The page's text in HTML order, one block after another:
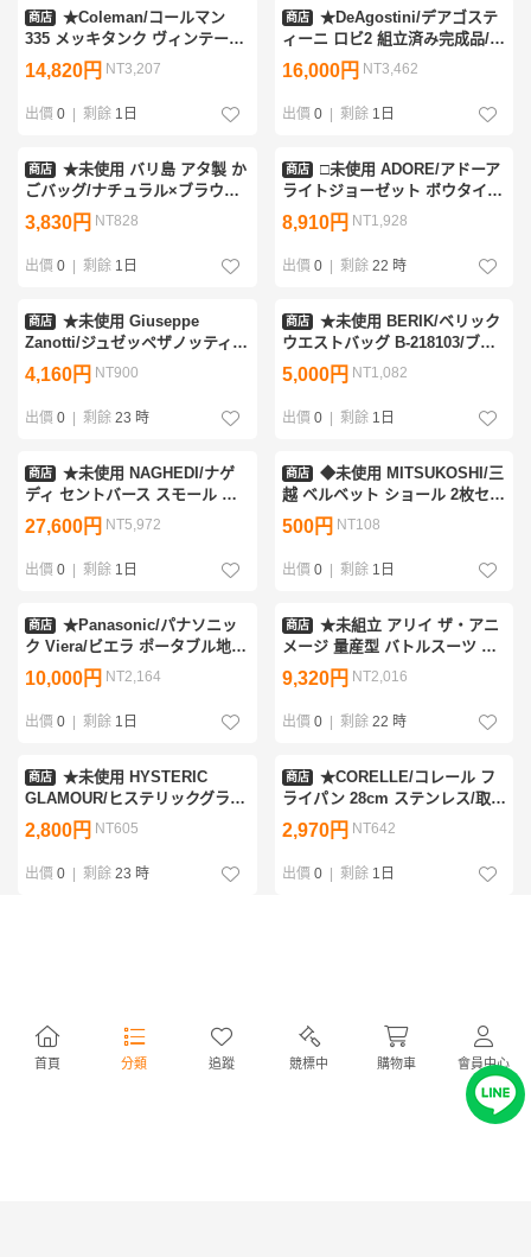
首頁 分類 追蹤 競標中 購物車 會員中心
商店
★Coleman/コールマン
335 メッキタンク ヴィンテージ
ランタン/1983年2月製/キャン
プ/アウトドア&2215700013
14,820円 NT3,207
出價 0 | 剩餘 1日
商店
★DeAgostini/デアゴステ
ィーニ ロビ2 組立済み完成品/付
属品あり/コミュニケーションロ
ボット&2250200004
16,000円 NT3,462
出價 0 | 剩餘 1日
商店
★未使用 バリ島 アタ製 か
ごバッグ/ナチュラル×ブラウン/
天然素材/内布有り/バスケット/
ハンドバッグ&2247200005
3,830円 NT828
出價 0 | 剩餘 1日
商店
□未使用 ADORE/アドーア
ライトジョーゼット ボウタイブ
ラウス 38/レディースM～LL相
当/アクアブルー/ストレッチ
&1097700097
8,910円 NT1,928
出價 0 | 剩餘 22 時
商店
★未使用 Giuseppe
Zanotti/ジュゼッペザノッティ
フラットソールサンダル
36/23cm相当/メタリックピンク
&1201700884
4,160円 NT900
出價 0 | 剩餘 23 時
商店
★未使用 BERIK/ベリック
ウエストバッグ B-218103/ブラ
ック×グレー/タグ付き/バイク用
品&0954501574
5,000円 NT1,082
出價 0 | 剩餘 1日
商店
★未使用 NAGHEDI/ナゲ
ディ セントバース スモール ト
ートバッグ ダークブラウン/シ
ョルダーベルト・ポーチ付き
&0358100221
27,600円 NT5,972
出價 0 | 剩餘 1日
商店
◆未使用 MITSUKOSHI/三
越 ベルベット ショール 2枚セッ
ト/レッド/ブラック/レース/外箱
付き/和装小物/服飾小物
&0000006044
500円 NT108
出價 0 | 剩餘 1日
商店
★Panasonic/パナソニッ
ク Viera/ビエラ ポータブル地
上・BS・110度CSデジタルテレ
ビ UN-10CE9/2019年製/ホワイ
ト/チューナー&2249600006
10,000円 NT2,164
出價 0 | 剩餘 1日
商店
★未組立 アリイ ザ・アニ
メージ 量産型 バトルスーツ ス
カラ 1/76プラモデル 外箱付き/
ロボット&1985600083
9,320円 NT2,016
出價 0 | 剩餘 22 時
商店
★未使用 HYSTERIC
GLAMOUR/ヒステリックグラマ
ー ガールプリント スウェット
ブランケット/裏起毛/ノベルテ
ィ/ひざ掛け&2222100040
2,800円 NT605
出價 0 | 剩餘 23 時
商店
★CORELLE/コレール フ
ライパン 28cm ステンレス/取扱
説明書付き/調理器具
&1098400043
2,970円 NT642
出價 0 | 剩餘 1日
出價 1日 出價 1日
Nova 180 AW カメラバッグ/ブ
ラック/ナイロン/ショルダーバ